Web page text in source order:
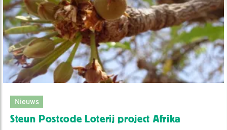
Nieuws
Steun Postcode Loterij project Afrika